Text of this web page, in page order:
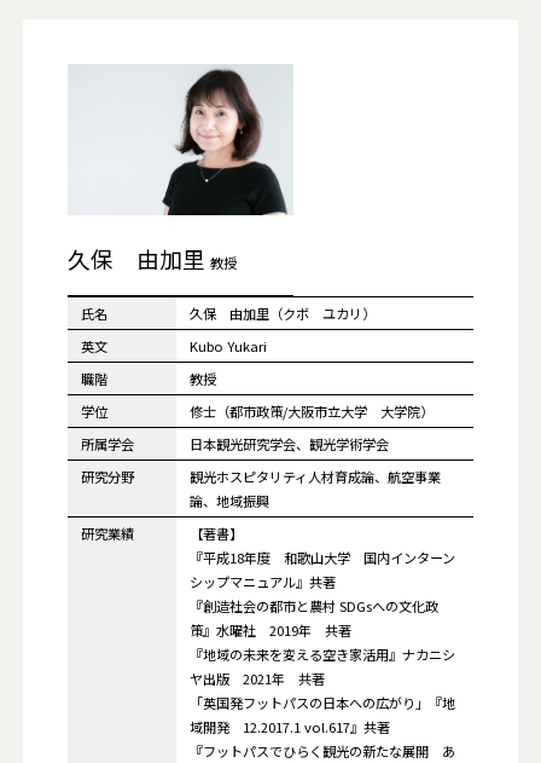
久保 由加里 教授
氏名
久保 由加里（クボ ユカリ）
英文
Kubo Yukari
職階
教授
学位
修士（都市政策/大阪市立大学 大学院）
所属学会
日本観光研究学会、観光学術学会
研究分野
観光ホスピタリティ人材育成論、航空事業
論、地域振興
研究業績
【著書】
『平成18年度 和歌山大学 国内インターン
シップマニュアル』共著
『創造社会の都市と農村 SDGsへの文化政
策』水曜社 2019年 共著
『地域の未来を変える空き家活用』ナカニシ
ヤ出版 2021年 共著
「英国発フットパスの日本への広がり」『地
域開発 12.2017.1 vol.617』共著
『フットパスでひらく観光の新たな展開 あ